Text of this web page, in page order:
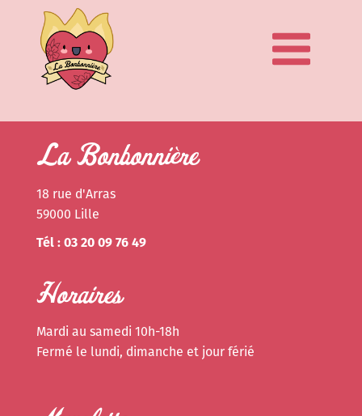
La Bonbonnière
18 rue d'Arras
59000 Lille
Tél : 03 20 09 76 49
Horaires
Mardi au samedi 10h-18h
Fermé le lundi, dimanche et jour férié